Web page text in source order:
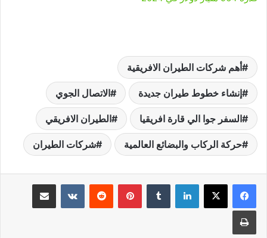
أهم شركات الطيران الافريقية
إنشاء خطوط طيران جديدة الاتصال الجوي
السفر جوا الي قارة افريقيا الطيران الافريقي
حركة الركاب والبضائع العالمية شركات الطيران
لينكدإن بينتيريست